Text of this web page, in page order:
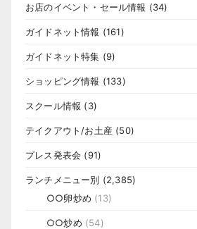
お店のイベント・セール情報 (34)
ガイドネット情報 (161)
ガイドネット特集 (9)
ショッピング情報 (133)
スクール情報 (3)
テイクアウト/お土産 (50)
プレス発表会 (91)
ランチメニュー別 (2,385)
○○卵炒め (13)
○○炒め (54)